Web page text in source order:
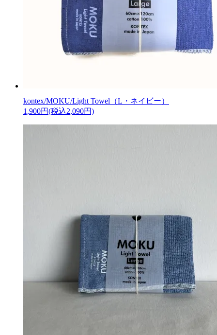
kontex/MOKU/Light Towel（L・ネイビー）
1,900円(税込2,090円)